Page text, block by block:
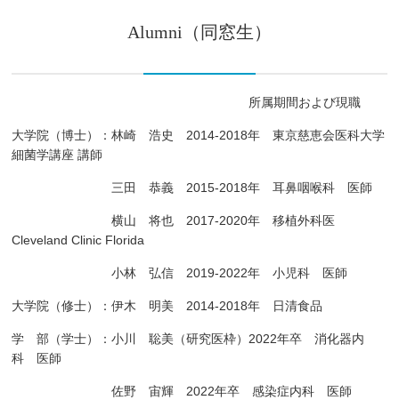
Alumni（同窓生）
所属期間および現職
大学院（博士）：林崎 浩史 2014-2018年 東京慈恵会医科大学
細菌学講座 講師
三田 恭義 2015-2018年 耳鼻咽喉科 医師
横山 将也 2017-2020年 移植外科医
Cleveland Clinic Florida
小林 弘信 2019-2022年 小児科 医師
大学院（修士）：伊木 明美 2014-2018年 日清食品
学 部（学士）：小川 聡美（研究医枠）2022年卒 消化器内
科 医師
佐野 宙輝 2022年卒 感染症内科 医師